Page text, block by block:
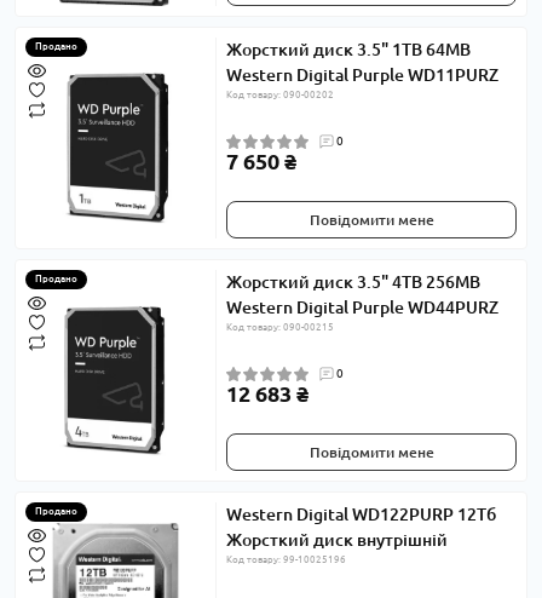
Продано
Жорсткий диск 3.5" 1TB 64MB
Western Digital Purple WD11PURZ
Код товару: 090-00202
0
7 650 ₴
Повідомити мене
Продано
Жорсткий диск 3.5" 4TB 256MB
Western Digital Purple WD44PURZ
Код товару: 090-00215
0
12 683 ₴
Повідомити мене
Продано
Western Digital WD122PURP 12Тб
Жорсткий диск внутрішній
Код товару: 99-10025196